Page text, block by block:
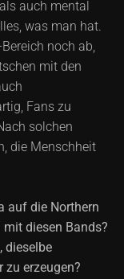
auch mental
was man hat.
noch ab,
mit den
Fans zu
solchen
die Menschheit
auf die Northern
mit diesen Bands?
dieselbe
zu erzeugen?